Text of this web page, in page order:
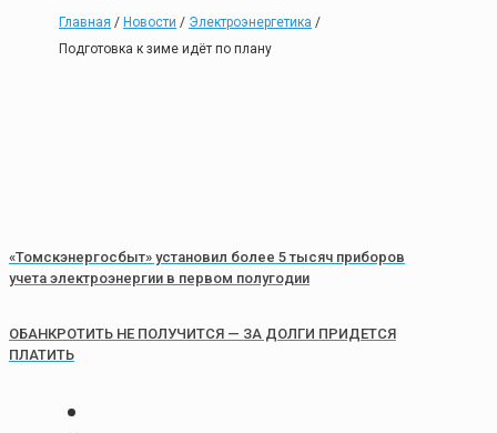
Главная / Новости / Электроэнергетика /
Подготовка к зиме идёт по плану
«Томскэнергосбыт» установил более 5 тысяч приборов
учета электроэнергии в первом полугодии
ОБАНКРОТИТЬ НЕ ПОЛУЧИТСЯ — ЗА ДОЛГИ ПРИДЕТСЯ
ПЛАТИТЬ